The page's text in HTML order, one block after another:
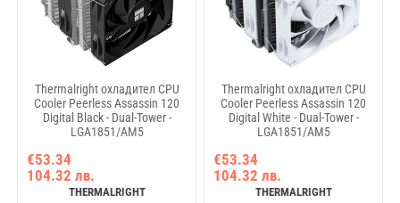
Thermalright охладител CPU
Cooler Peerless Assassin 120
Digital Black - Dual-Tower -
LGA1851/AM5
€53.34
104.32 лв.
THERMALRIGHT
Thermalright охладител CPU
Cooler Peerless Assassin 120
Digital White - Dual-Tower -
LGA1851/AM5
€53.34
104.32 лв.
THERMALRIGHT